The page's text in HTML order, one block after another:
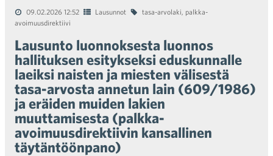
09.02.2026 12:52 Lausunnot tasa-arvolaki, palkka-
avoimuusdirektiivi
Lausunto luonnoksesta luonnos
hallituksen esitykseksi eduskunnalle
laeiksi naisten ja miesten välisestä
tasa-arvosta annetun lain (609/1986)
ja eräiden muiden lakien
muuttamisesta (palkka-
avoimuusdirektiivin kansallinen
täytäntöönpano)